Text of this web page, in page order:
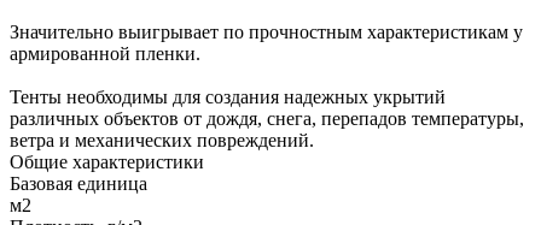
Значительно выигрывает по прочностным характеристикам у
армированной пленки.
Тенты необходимы для создания надежных укрытий
различных объектов от дождя, снега, перепадов температуры,
ветра и механических повреждений.
Общие характеристики
Базовая единица
м2